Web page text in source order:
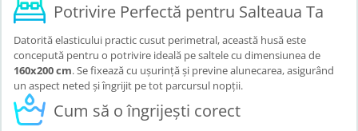
Potrivire Perfectă pentru Salteaua Ta
Datorită elasticului practic cusut perimetral, această husă este
concepută pentru o potrivire ideală pe saltele cu dimensiunea de
160x200 cm. Se fixează cu ușurință și previne alunecarea, asigurând
un aspect neted și îngrijit pe tot parcursul nopții.
Cum să o îngrijești corect